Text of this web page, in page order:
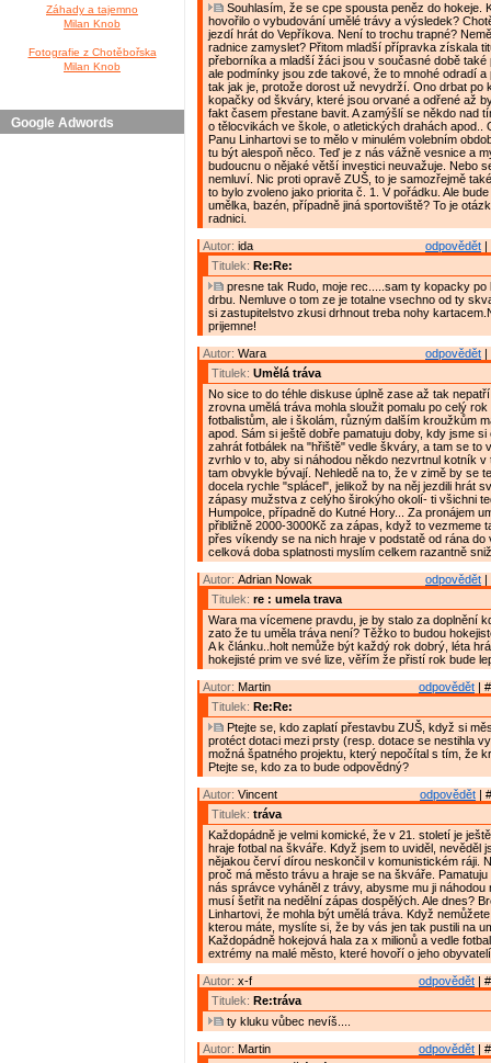
Záhady a tajemno
Milan Knob
Fotografie z Chotěbořska
Milan Knob
Google Adwords
Souhlasím, že se cpe spousta peněz do hokeje.
hovořilo o vybudování umělé trávy a výsledek?
jezdí hrát do Vepříkova. Není to trochu trapné?
radnice zamyslet? Přitom mladší přípravka získala
přeborníka a mladší žáci jsou v současné době také
ale podmínky jsou zde takové, že to mnohé odradí a
tak jak je, protože dorost už nevydrží. Ono drbat po
kopačky od škváry, které jsou orvané a odřené až
fakt časem přestane bavit. A zamýšlí se někdo nad
o tělocvikách ve škole, o atletických drahách apod..
Panu Linhartovi se to mělo v minulém volebním
tu být alespoň něco. Teď je z nás vážně vesnice a
budoucnu o nějaké větší investici neuvažuje. Nebo
nemluví. Nic proti opravě ZUŠ, to je samozřejmě
to bylo zvoleno jako priorita č. 1. V pořádku. Ale
umělka, bazén, případně jiná sportoviště? To je
radnici.
odpovědět |
Autor: ida
Titulek: Re:Re:
presne tak Rudo, moje rec.....sam ty kopacky po
drbu. Nemluve o tom ze je totalne vsechno od ty
si zastupitelstvo zkusi drhnout treba nohy
prijemne!
odpovědět |
Autor: Wara
Titulek: Umělá tráva
No sice to do téhle diskuse úplně zase až tak
zrovna umělá tráva mohla sloužit pomalu po celý rok
fotbalistům, ale i školám, různým dalším kroužkům
apod. Sám si ještě dobře pamatuju doby, kdy jsme si
zahrát fotbálek na "hřiště" vedle škváry, a tam se to
zvrhlo v to, aby si náhodou někdo nezvrtnul kotník v
tam obvykle bývají. Nehledě na to, že v zimě by se
docela rychle "splácel", jelikož by na něj jezdili hrát
zápasy mužstva z celýho širokýho okolí- ti všichni
Humpolce, případně do Kutné Hory... Za pronájem
přibližně 2000-3000Kč za zápas, když to vezmeme
přes víkendy se na nich hraje v podstatě od rána do
celková doba splatnosti myslím celkem razantně
odpovědět |
Autor: Adrian Nowak
Titulek: re : umela trava
Wara ma vícemene pravdu, je by stalo za doplnění
zato že tu uměla tráva není? Těžko to budou
A k článku..holt nemůže být každý rok dobrý, léta
hokejisté prim ve své lize, věřím že přistí rok bude
odpovědět |
Autor: Martin
Titulek: Re:Re:
Ptejte se, kdo zaplatí přestavbu ZUŠ, když si
protéct dotaci mezi prsty (resp. dotace se nestihla
možná špatného projektu, který nepočítal s tím, že
Ptejte se, kdo za to bude odpovědný?
odpovědět |
Autor: Vincent
Titulek: tráva
Každopádně je velmi komické, že v 21. století je
hraje fotbal na škváře. Když jsem to uviděl, nevěděl
nějakou červí dírou neskončil v komunistickém ráji.
proč má město trávu a hraje se na škváře.
nás správce vyháněl z trávy, abysme mu ji náhodou
musí šetřit na nedělní zápas dospělých. Ale dnes?
Linhartovi, že mohla být umělá tráva. Když
kterou máte, myslíte si, že by vás jen tak pustili na
Každopádně hokejová hala za x milionů a vedle
extrémy na malé město, které hovoří o jeho
odpovědět |
Autor: x-f
Titulek: Re:tráva
ty kluku vůbec nevíš....
odpovědět |
Autor: Martin